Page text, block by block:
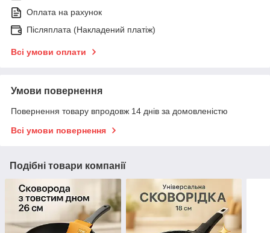
Оплата на рахунок
Післяплата (Накладений платіж)
Всі умови оплати
Умови повернення
Повернення товару впродовж 14 днів за домовленістю
Всі умови повернення
Подібні товари компанії